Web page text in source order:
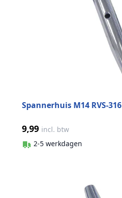
Spannerhuis M14 RVS-316
9,99 incl. btw
2-5 werkdagen